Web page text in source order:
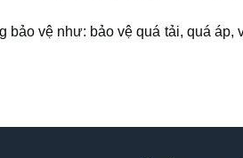
vệ như: bảo vệ quá tải, quá